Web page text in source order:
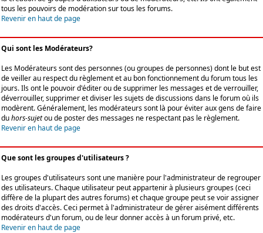
tous les pouvoirs de modération sur tous les forums.
Revenir en haut de page
Qui sont les Modérateurs?
Les Modérateurs sont des personnes (ou groupes de personnes) dont le but est
de veiller au respect du règlement et au bon fonctionnement du forum tous les
jours. Ils ont le pouvoir d'éditer ou de supprimer les messages et de verrouiller,
déverrouiller, supprimer et diviser les sujets de discussions dans le forum où ils
modèrent. Généralement, les modérateurs sont là pour éviter aux gens de faire
duhors-sujetou de poster des messages ne respectant pas le règlement.
Revenir en haut de page
Que sont les groupes d'utilisateurs ?
Les groupes d'utilisateurs sont une manière pour l'administrateur de regrouper
des utilisateurs. Chaque utilisateur peut appartenir à plusieurs groupes (ceci
diffère de la plupart des autres forums) et chaque groupe peut se voir assigner
des droits d'accès. Ceci permet à l'administrateur de gérer aisément différents
modérateurs d'un forum, ou de leur donner accès à un forum privé, etc.
Revenir en haut de page